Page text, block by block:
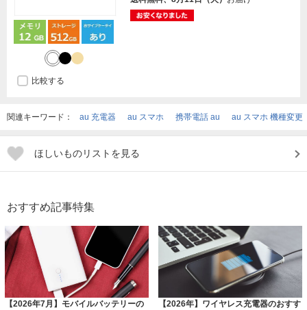
比較する
関連キーワード： au 充電器 au スマホ 携帯電話 au au スマホ 機種変更
ほしいものリストを見る
おすすめ記事特集
【2026年7月】モバイルバッテリーの
【2026年】ワイヤレス充電器のおすす